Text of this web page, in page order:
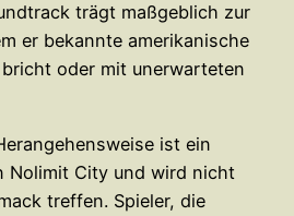
trägt maßgeblich zur
er bekannte amerikanische
oder mit unerwarteten
ist ein
Nolimit City und wird nicht
treffen. Spieler, die